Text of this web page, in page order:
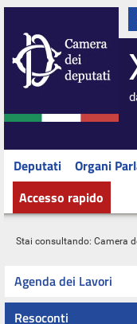
Deputati Organi
Accesso rapido
Stai consultando: Camera
Agenda dei Lavori
Resoconti